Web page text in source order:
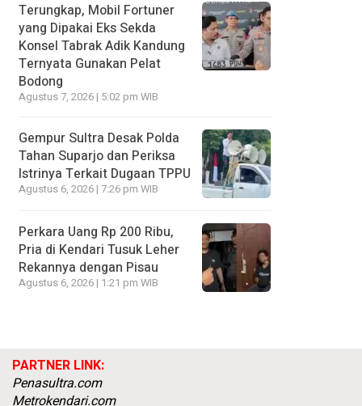
Terungkap, Mobil Fortuner
yang Dipakai Eks Sekda
Konsel Tabrak Adik Kandung
Ternyata Gunakan Pelat
Bodong
Agustus 7, 2026 | 5:02 pm WIB
Gempur Sultra Desak Polda
Tahan Suparjo dan Periksa
Istrinya Terkait Dugaan TPPU
Agustus 6, 2026 | 7:26 pm WIB
Perkara Uang Rp 200 Ribu,
Pria di Kendari Tusuk Leher
Rekannya dengan Pisau
Agustus 6, 2026 | 1:21 pm WIB
PARTNER LINK:
Penasultra.com
Metrokendari.com